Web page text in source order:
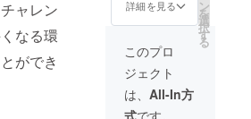
ャレン
なる環
ができ
につい
ては
パーク
のメー
ルアド
レスよ
り送ら
シャツ
は２０
４月よ
り発送
もしく
は店頭
き渡し
よる発
送また
は店舗
での直
接手渡
ご連絡
下さ
い。お
届け予
定日は
２０２
３年１
す 備考
欄に会
社名・
HP情報
などを
頂けま
すと幸
福利厚
生の一
つとし
てご活
用くだ
さい。
クラウ
掲載さ
せてい
ただき
ます。
掲載期
間は３
年間、
円 LIFE
パーク
の駐車
場の地
域内に
高速道
路側に
詳細を見る ン
を
選
択
す
る
このプロ
ジェクト
は、 All-In方
式です。